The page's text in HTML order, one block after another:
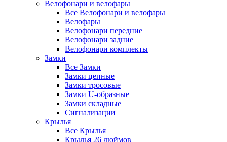
Велофонари и велофары
Все Велофонари и велофары
Велофары
Велофонари передние
Велофонари задние
Велофонари комплекты
Замки
Все Замки
Замки цепные
Замки тросовые
Замки U-образные
Замки складные
Сигнализации
Крылья
Все Крылья
Крылья 26 дюймов